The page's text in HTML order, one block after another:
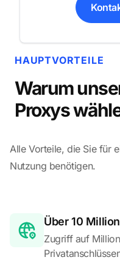
HAUPTVORTEILE
Warum
Proxys
Alle Vorteile, die Sie für
Nutzung benötigen.
Über 10
Zugriff auf